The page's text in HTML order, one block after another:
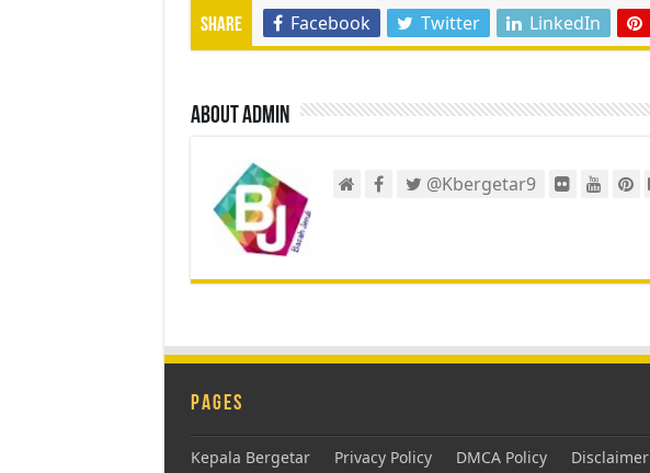
Share Facebook Twitter LinkedIn
About admin
@Kbergetar9
Pages
Kepala Bergetar Privacy Policy DMCA Policy Disclaimer